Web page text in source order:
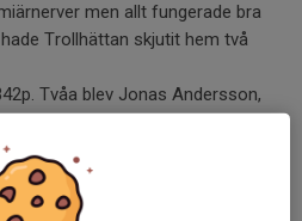
men allt fungerade bra
Trollhättan skjutit hem två
Tvåa blev Jonas Andersson,
Lundberg, Hålta.
Stenungsund före tvåan
trean Robert Carlsson,